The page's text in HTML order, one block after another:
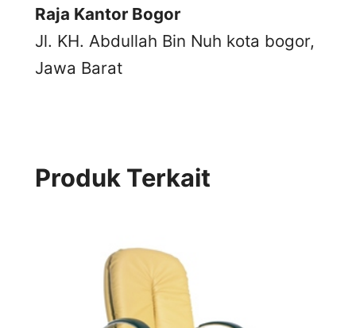
Raja Kantor Bogor
Jl. KH. Abdullah Bin Nuh kota bogor,
Jawa Barat
Produk Terkait